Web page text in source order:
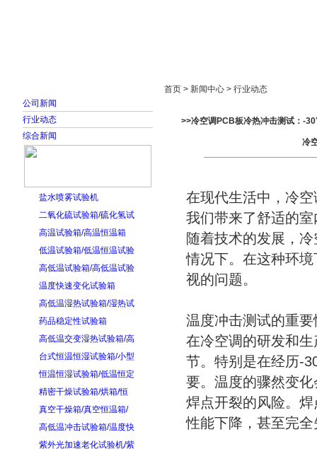
公司新闻
行业动态
综合新闻
盐水喷雾试验机
二氧化硫试验箱/硫化氢试
高温试验箱/高温恒温箱
低温试验箱/低温恒温试验
高低温试验箱/高低温试验
温度快速变化试验箱
高低温湿热试验箱/湿热试
药品稳定性试验箱
高低温交变湿热试验箱/高
台式恒温恒湿试验箱/小型
恒温恒湿试验箱/低温恒定
精密干燥试验箱/烘箱/恒
真空干燥箱/真空恒温箱/
高低温冲击试验箱/温度快
紫外光加速老化试验机/紫
首页 > 新闻中心 > 行业动态
>>冷空调PCB板冷热冲击测试：-
冷
在现代生活中，冷
我们带来了舒适的
随着技术的发展，
情况下。在这种环
视的问题。
温度冲击测试的重要
在冷空调的研发和
节。特别是在经历-
要。温度的骤然变
焊点开裂的风险。
性能下降，甚至完全